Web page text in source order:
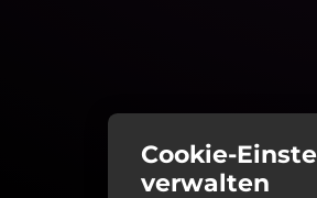
Cookie-
verwalten